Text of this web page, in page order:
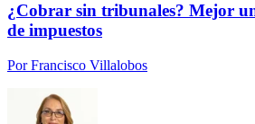
¿Cobrar sin tribunales? Mejor
de impuestos
PorFrancisco Villalobos